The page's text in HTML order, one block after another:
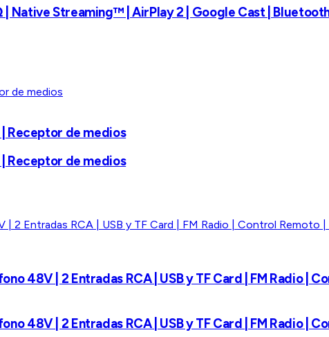
Native Streaming™ | AirPlay 2 | Google Cast |
Receptor de medios
Receptor de medios
48V | 2 Entradas RCA | USB y TF Card | FM Radio |
48V | 2 Entradas RCA | USB y TF Card | FM Radio |